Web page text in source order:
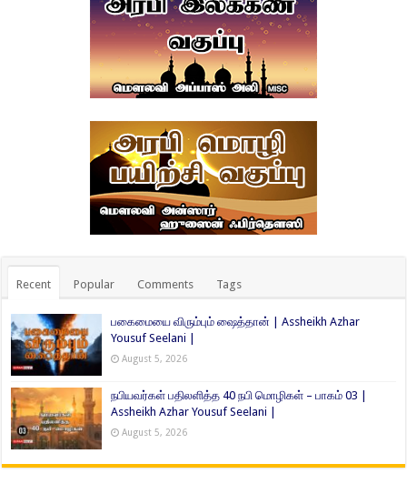
Recent Popular Comments Tags
பகைமையை விரும்பும் ஷைத்தான் | Assheikh Azhar
Yousuf Seelani |
August 5, 2026
நபியவர்கள் பதிலளித்த 40 நபி மொழிகள் – பாகம் 03 |
Assheikh Azhar Yousuf Seelani |
August 5, 2026